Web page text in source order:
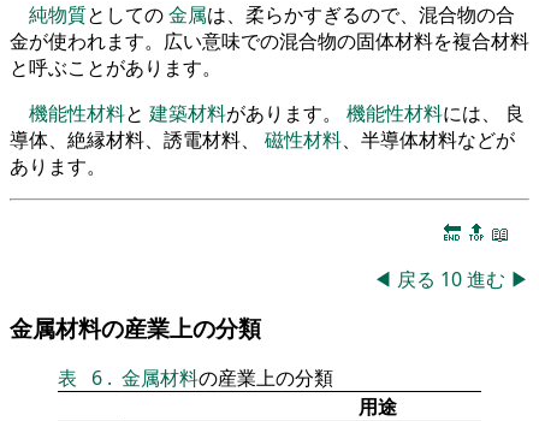
純物質としての金属は、柔らかすぎるので、混合物の合
金が使われます。広い意味での混合物の固体材料を複合材料
と呼ぶことがあります。
機能性材料と 建築材料があります。 機能性材料には、 良
導体、絶縁材料、誘電材料、 磁性材料、半導体材料などが
あります。
🔚 🔝 📖
◀ 戻る 10進む ▶
金属材料の産業上の分類
表 6 . 金属材料の産業上の分類
用途